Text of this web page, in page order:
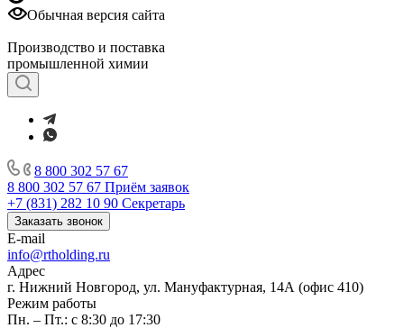
Обычная версия сайта
Производство и поставка
промышленной химии
8 800 302 57 67
8 800 302 57 67 Приём заявок
+7 (831) 282 10 90 Секретарь
Заказать звонок
E-mail
info@rtholding.ru
Адрес
г. Нижний Новгород, ул. Мануфактурная, 14А (офис 410)
Режим работы
Пн. – Пт.: с 8:30 до 17:30